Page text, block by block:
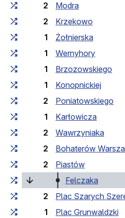
2
Modra
2
Krzekowo
1
Żołnierska
1
Wernyhory
1
Brzozowskiego
1
Konopnickiej
2
Poniatowskiego
1
Karłowicza
2
Wawrzyniaka
2
Bohaterów
2
Piastów
Felczaka
2
Plac Szarych
1
Plac Grunwaldzki